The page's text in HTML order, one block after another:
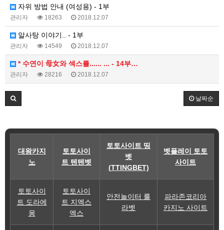
자위 방법 안내 (여성용) - 1부
관리자 18263 2018.12.07
알사탕 이야기.. - 1부
관리자 14549 2018.12.07
* 수연이 母女와 섹스를...... ... - 14부…
관리자 28216 2018.12.07
날짜순
대왕카지
노
토토사이
트 텐텐벳
토토사이트 띵
벳
(TTINGBET)
벳플레이 토토
사이트
토토사이
트 도라에
몽
토토사이
트 지엑스
엑스
안전놀이터 룰
라벳
파라존코리아
카지노 사이트